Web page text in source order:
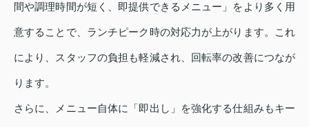
間や調理時間が短く、即提供できるメニュー」をより多く用
意することで、ランチピーク時の対応力が上がります。これ
により、スタッフの負担も軽減され、回転率の改善につなが
ります。
さらに、メニュー自体に「即出し」を強化する仕組みもキー